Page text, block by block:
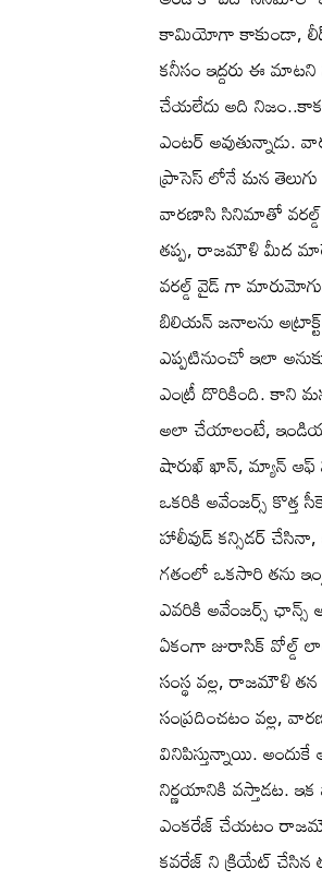
కామియోగా కాకుండా,
కనీసం ఇద్దరు ఈ
చేయలేదు అది
ఎంటర్ అవుతున్నాడు.
ప్రాసెస్ లోనే మన
వారణాసి సినిమాతో
తప్ప, రాజమౌళి మీద
వరల్డ్ వైడ్ గా
బిలియన్ జనాలను
ఎప్పటినుంచో ఇలా
ఎంట్రీ దొరికింది. కాని
అలా చేయాలంటే,
షారుఖ్ ఖాన్, మ్యాన్ ఆఫ్
ఒకరికి అవేంజర్స్
హాలీవుడ్ కన్సిడర్ చేసినా,
గతంలో ఒకసారి తను
ఎవరికి అవేంజర్స్ ఛాన్స్
ఏకంగా జురాసిక్ వోల్డ్
సంస్థ వల్ల, రాజమౌళి
సంప్రదించటం వల్ల,
వినిపిస్తున్నాయి.
నిర్ణయానికి వస్తాడట.
ఎంకరేజ్ చేయటం
కవరేజ్ ని క్రియేట్ చేసిన